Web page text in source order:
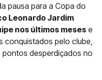
pausa para a Copa do
Leonardo Jardim
nos últimos meses e
pelo clube,
desperdiçados no